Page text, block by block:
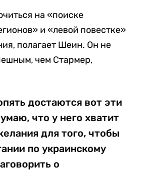
на «поиске
и «левой повестке»
полагает Шеин. Он не
чем Стармер,
достаются вот эти
что у него хватит
для того, чтобы
по украинскому
о